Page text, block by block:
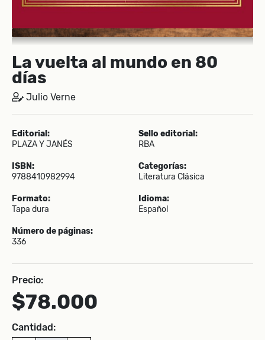
La vuelta al mundo en 80
días
Julio Verne
Editorial:
PLAZA Y JANÉS
Sello editorial:
RBA
ISBN:
9788410982994
Categorías:
Literatura Clásica
Formato:
Tapa dura
Idioma:
Español
Número de páginas:
336
Precio:
$78.000
Cantidad: